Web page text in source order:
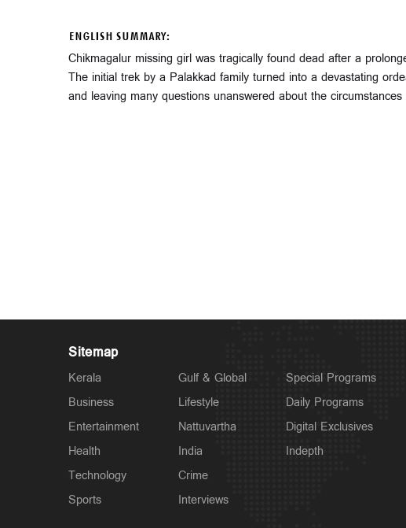
ENGLISH SUMMARY:
Chikmagalur missing girl was tragically found dead after a
The initial trek by a Palakkad family turned into a devastating
and leaving many questions unanswered about the
Sitemap
Kerala
Business
Entertainment
Health
Technology
Sports
Gulf & Global
Lifestyle
Nattuvartha
India
Crime
Interviews
Special Programs
Daily Programs
Digital Exclusives
Indepth